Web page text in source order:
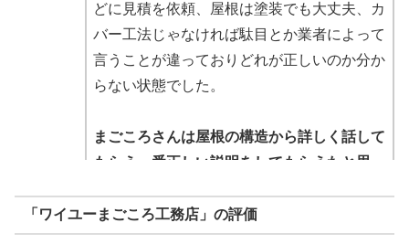
どに見積を依頼、屋根は塗装でも大丈夫、カ
バー工法じゃなければ駄目とか業者によって
言うことが違っておりどれが正しいのか分か
らない状態でした。
まごころさんは屋根の構造から詳しく話して
もらえ一番正しい説明をしてもらえたと思っ
ごころさんでよかったと感謝しています。
「ワイユーまごころ工務店」の評価